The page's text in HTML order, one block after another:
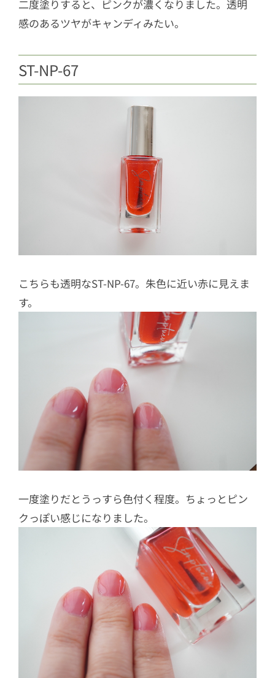
二度塗りすると、ピンクが濃くなりました。透明
感のあるツヤがキャンディみたい。
ST-NP-67
こちらも透明なST-NP-67。朱色に近い赤に見えま
す。
一度塗りだとうっすら色付く程度。ちょっとピン
クっぽい感じになりました。